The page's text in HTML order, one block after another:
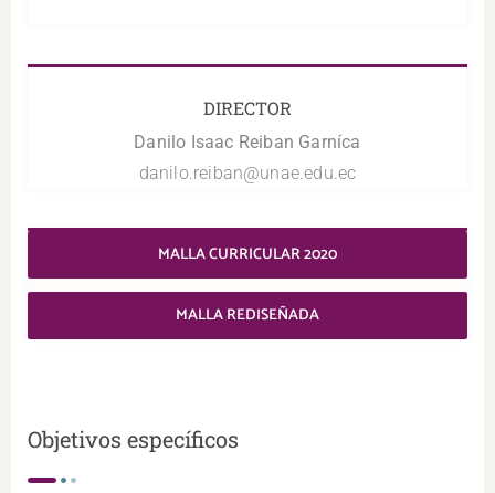
DIRECTOR
Danilo Isaac Reiban Garníca
danilo.reiban@unae.edu.ec
MALLA CURRICULAR 2020
MALLA REDISEÑADA
Objetivos específicos